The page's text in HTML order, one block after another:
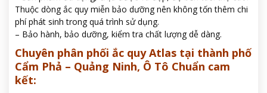
Thuộc dòng ắc quy miễn bảo dưỡng nên không tốn thêm chi
phí phát sinh trong quá trình sử dụng.
– Bảo hành, bảo dưỡng, kiểm tra chất lượng dễ dàng.
Chuyên phân phối ắc quy Atlas tại thành phố
Cẩm Phả – Quảng Ninh, Ô Tô Chuẩn cam
kết: